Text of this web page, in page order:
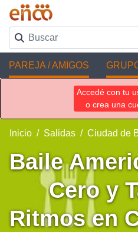
PAREJA / AMIGOS
Accedé con tu
o crea una
Inicio Salidas Ciudad de
Baile
Cero y
Ritmos en